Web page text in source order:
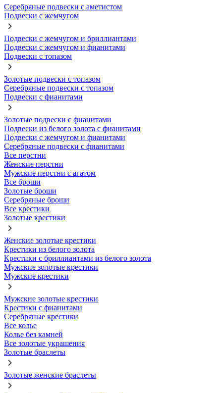
Серебряные подвески с аметистом
Подвески с жемчугом
Подвески с жемчугом и бриллиантами
Подвески с жемчугом и фианитами
Подвески с топазом
Золотые подвески с топазом
Серебряные подвески с топазом
Подвески с фианитами
Золотые подвески с фианитами
Подвески из белого золота с фианитами
Подвески с жемчугом и фианитами
Серебряные подвески с фианитами
Все перстни
Женские перстни
Мужские перстни с агатом
Все броши
Золотые броши
Серебряные броши
Все крестики
Золотые крестики
Женские золотые крестики
Крестики из белого золота
Крестики с бриллиантами из белого золота
Мужские золотые крестики
Мужские крестики
Мужские золотые крестики
Крестики с фианитами
Серебряные крестики
Все колье
Колье без камней
Все золотые украшения
Золотые браслеты
Золотые женские браслеты